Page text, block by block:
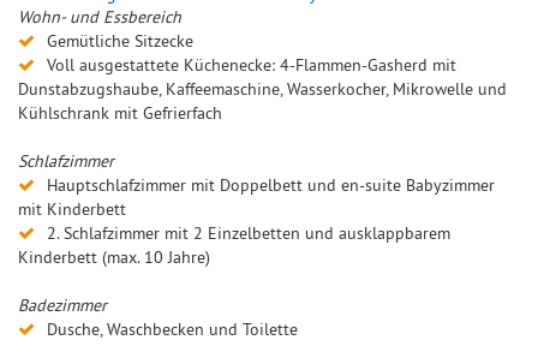
Wohn- und Essbereich
Gemütliche Sitzecke
Voll ausgestattete Küchenecke: 4-Flammen-Gasherd mit
Dunstabzugshaube, Kaffeemaschine, Wasserkocher, Mikrowelle und
Kühlschrank mit Gefrierfach
Schlafzimmer
Hauptschlafzimmer mit Doppelbett und en-suite Babyzimmer
mit Kinderbett
2. Schlafzimmer mit 2 Einzelbetten und ausklappbarem
Kinderbett (max. 10 Jahre)
Badezimmer
Dusche, Waschbecken und Toilette